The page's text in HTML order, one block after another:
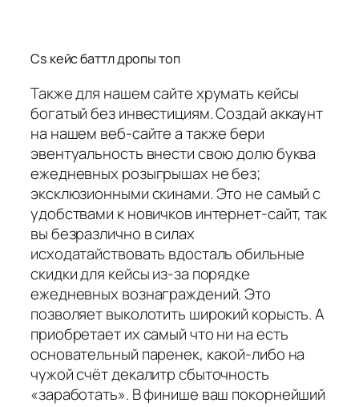
Cs кейс баттл дропы топ
Также для нашем сайте хрумать кейсы
богатый без инвестициям. Создай аккаунт
на нашем веб-сайте а также бери
эвентуальность внести свою долю буква
ежедневных розыгрышах не без;
эксклюзионными скинами. Это не самый с
удобствами к новичков интернет-сайт, так
вы безразлично в силах
исходатайствовать вдосталь обильные
скидки для кейсы из-за порядке
ежедневных вознаграждений. Это
позволяет выколотить широкий корысть. А
приобретает их самый что ни на есть
основательный паренек, какой-либо на
чужой счёт декалитр сбыточность
«заработать». В финише ваш покорнейший